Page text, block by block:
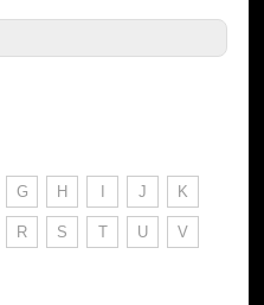
G H I J K
R S T U V